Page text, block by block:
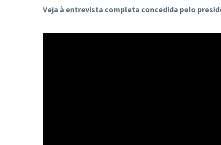
Veja à entrevista completa concedida pelo